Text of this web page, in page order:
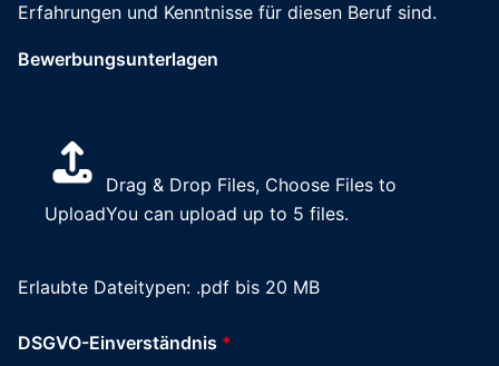
Erfahrungen und Kenntnisse für diesen Beruf sind.
Bewerbungsunterlagen
Drag & Drop Files, Choose Files to
UploadYou can upload up to 5 files.
Erlaubte Dateitypen: .pdf bis 20 MB
DSGVO-Einverständnis *